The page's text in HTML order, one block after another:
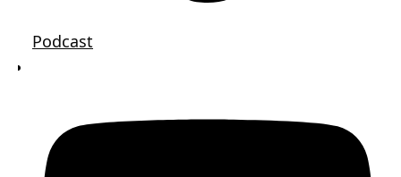
Podcast